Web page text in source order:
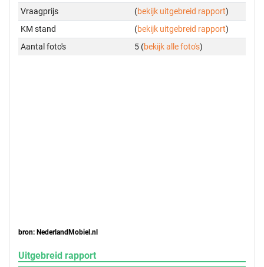
Vraagprijs
(bekijk uitgebreid rapport)
KM stand
(bekijk uitgebreid rapport)
Aantal foto's
5 (bekijk alle foto's)
bron: NederlandMobiel.nl
Uitgebreid rapport